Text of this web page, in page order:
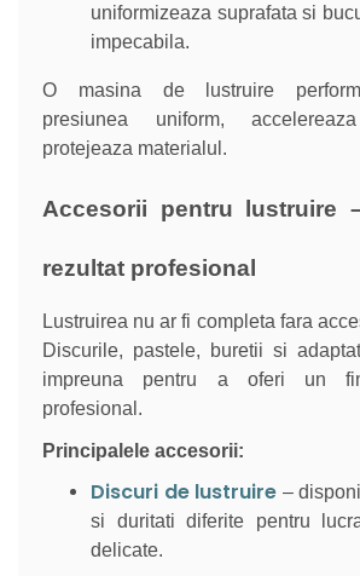
uniformizeaza suprafata si
impecabila.
O masina de lustruire
presiunea uniform,
protejeaza materialul.
Accesorii pentru lustruire
rezultat profesional
Lustruirea nu ar fi completa fara
Discurile, pastele, buretii si
impreuna pentru a oferi un
profesional.
Principalele accesorii:
Discuri de lustruire –
si duritati diferite pentru
delicate.